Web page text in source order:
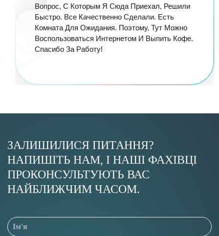
Вопрос, С Которым Я Сюда Приехал, Решили
Быстро. Все Качественно Сделали. Есть
Комната Для Ожидания. Поэтому, Тут Можно
Воспользоваться Интернетом И Выпить Кофе.
Спасибо За Работу!
ЗАЛИШИЛИСЯ ПИТАННЯ?
НАПИШІТЬ НАМ, І НАШІ ФАХІВЦІ
ПРОКОНСУЛЬТУЮТЬ ВАС
НАЙБЛИЖЧИМ ЧАСОМ.